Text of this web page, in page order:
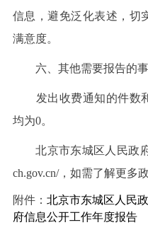
信息，避免泛化表述，切
满意度。
六、其他需要报告的
发出收费通知的件数和
均为0。
北京市东城区人民政府
ch.gov.cn/，如需了解更多
附件： 北京市东城区人民
府信息公开工作年度报告